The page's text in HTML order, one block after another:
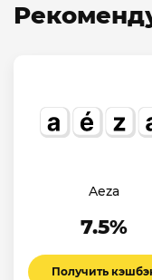
Aeza
7.5%
Получить